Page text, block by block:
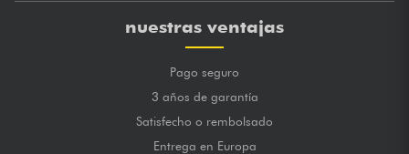
nuestras ventajas
Pago seguro
3 años de garantía
Satisfecho o rembolsado
Entrega en Europa